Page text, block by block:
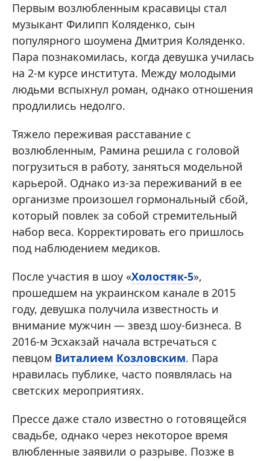
Первым возлюбленным красавицы стал
музыкант Филипп Коляденко, сын
популярного шоумена Дмитрия Коляденко.
Пара познакомилась, когда девушка училась
на 2-м курсе института. Между молодыми
людьми вспыхнул роман, однако отношения
продлились недолго.
Тяжело переживая расставание с
возлюбленным, Рамина решила с головой
погрузиться в работу, заняться модельной
карьерой. Однако из-за переживаний в ее
организме произошел гормональный сбой,
который повлек за собой стремительный
набор веса. Корректировать его пришлось
под наблюдением медиков.
После участия в шоу «Холостяк-5»,
прошедшем на украинском канале в 2015
году, девушка получила известность и
внимание мужчин — звезд шоу-бизнеса. В
2016-м Эсхакзай начала встречаться с
певцом Виталием Козловским. Пара
нравилась публике, часто появлялась на
светских мероприятиях.
Прессе даже стало известно о готовящейся
свадьбе, однако через некоторое время
влюбленные заявили о разрыве. Позже в